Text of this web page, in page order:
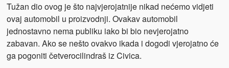
Tužan dio ovog je što najvjerojatnije nikad nećemo vidjeti
ovaj automobil u proizvodnji. Ovakav automobil
jednostavno nema publiku iako bi bio nevjerojatno
zabavan. Ako se nešto ovakvo ikada i dogodi vjerojatno će
ga pogoniti četverocilindraš iz Civica.